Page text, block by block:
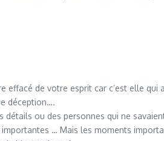
effacé de votre esprit car c’est elle qui
déception….
détails ou des personnes qui ne
importantes … Mais les moments